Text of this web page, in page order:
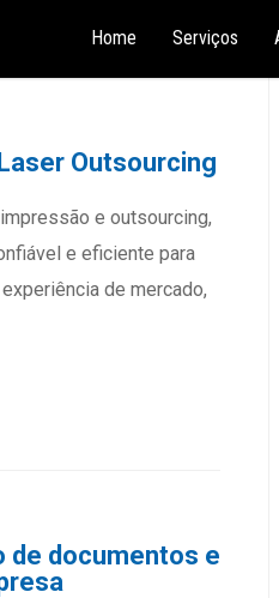
Home Serviços
Outsourcing
e outsourcing,
e eficiente para
de mercado,
de documentos e